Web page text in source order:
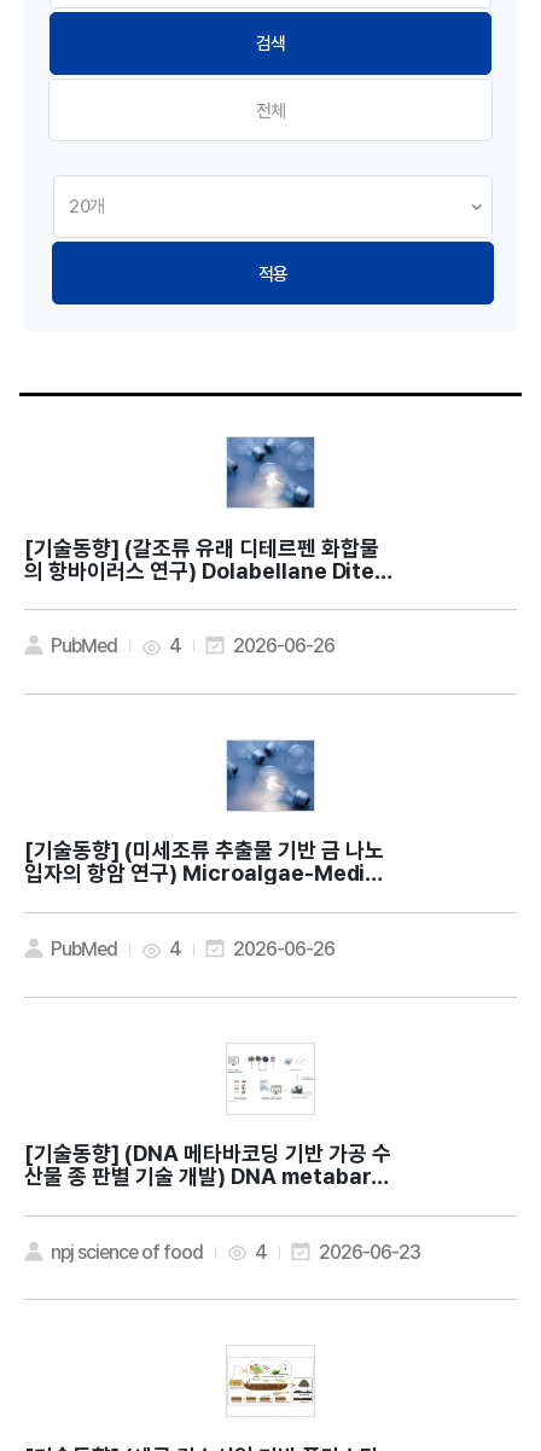
전체
적용
[기술동향]
의 항바이러스 연구) Dolabellane Diter
Dictyota dolabellana and their Pot
ential Antiviral Activity
PubMed 4 2026-06-26
[기술동향]
입자의 항암 연구) Microalgae-Mediat
s from Indonesian Chlorella vulgari
s InaCC M205 with Potential Antic
ancer Properties for Biomedical A
PubMed 4 2026-06-26
[기술동향]
산물 종 판별 기술 개발) DNA metabarc
ntification of freshwater, marine,
and terrestrial gastropods in com
mercial food products
npj science of food 4 2026-06-23